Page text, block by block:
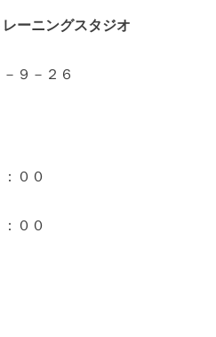
ーニングスタジオ
９－２６
００
００